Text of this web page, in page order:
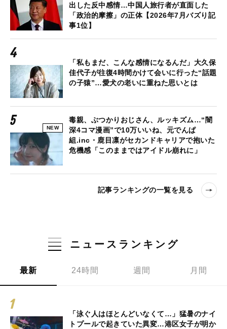
出した反中感情…中国人旅行者が直面した
「政治的摩擦」の正体【2026年7月バズり記
事1位】
「私もまだ、こんな感情になるんだ」大久保
佳代子が往復4時間かけて会いに行った“話題
の子猿”…愛犬の老いに重ねた思いとは
NEW
毒親、ぶつかりおじさん、ルッキズム…“闇
深4コマ漫画”で10万いいね、元でんぱ
組.inc・鹿目凛がセカンドキャリアで抱いた
危機感「このままではアイドル崩れに」
記事ランキングの一覧を見る
ニュースランキング
最新 24時間 週間 月間
「泳ぐ人はほとんどいなくて…」猛暑のナイ
トプールで起きていた異変…港区女子が明か